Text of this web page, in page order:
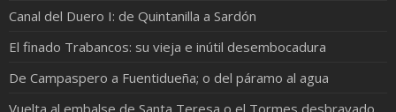
Canal del Duero I: de Quintanilla a Sardón
El finado Trabancos: su vieja e inútil desembocadura
De Campaspero a Fuentidueña; o del páramo al agua